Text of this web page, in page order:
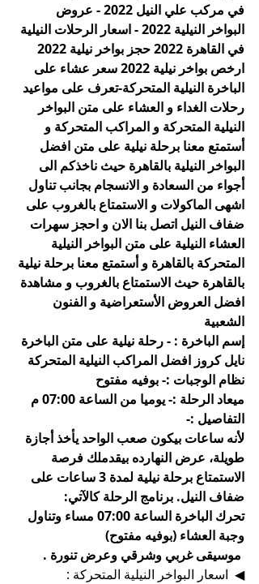
في مركب علي النيل 2022 - عروض
البواخر النيلية 2022 - اسعار الرحلات النيلية
ارخص بواخر نيلية 2022 سعر عشاء على
الباخرة النيلية المتحركة-تعرف على مواعيد
رحلات الغداء و العشاء على متن البواخر
النيلية المتحركة و المراكب المتحركة و
أستمتع معنا برحلة نيلية على متن افضل
البواخر النيلية بالقاهرة حيث ناخذكم الى
أجواء من السعادة و الانسجام بجانب تناول
اشهى الماكولات و الاستمتاع بالغروب على
ضفاف النيل اتصل بنا الان و احجز سهرات
العشاء النيلية على متن البواخر النيلية
المتحركة بالقاهرة و أستمتع معنا برحلة نيلية
بالقاهرة حيث الاستمتاع بالغروب و مشاهدة
افضل العروض الأستعراضية و الفنون
الشعبية
إسم الباخرة : - رحلة نيلية على متن الباخرة
نايل كروز افضل المراكب النيلية المتحركة
نظام الوجبات :- بوفيه مفتوح
ميعاد الرحلة :- يوميا من الساعة 07:00 م
التفاصيل :-
لأنه ساعات بيكون صعب الواحد يأخذ أجازة
طويلة، عرض النهارده بيقدملك فرصة
الاستمتاع برحلة نيلية لمدة 3 ساعات على
ضفاف النيل. برنامج الرحلة كالآتي:
تحرك الباخرة الساعة 07:00 مساء وتناول
وجبة العشاء (بوفيه مفتوح)
◀  اسعار البواخر النيلية المتحركة :